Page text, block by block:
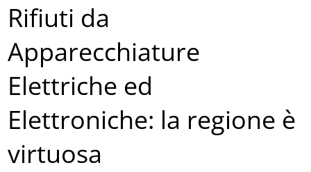
Rifiuti da
Apparecchiature
Elettriche ed
Elettroniche: la regione è
virtuosa